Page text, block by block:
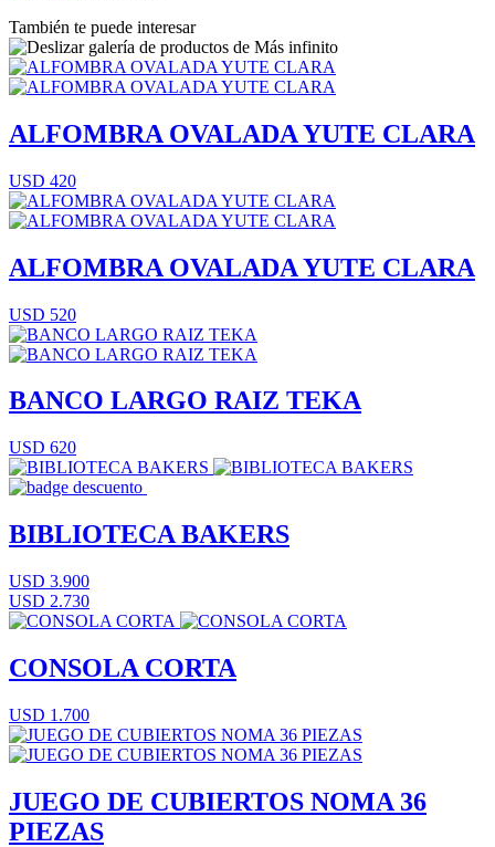
También te puede interesar
ALFOMBRA OVALADA YUTE CLARA
USD 420
ALFOMBRA OVALADA YUTE CLARA
USD 520
BANCO LARGO RAIZ TEKA
USD 620
BIBLIOTECA BAKERS
USD 3.900
USD 2.730
CONSOLA CORTA
USD 1.700
JUEGO DE CUBIERTOS NOMA 36
PIEZAS